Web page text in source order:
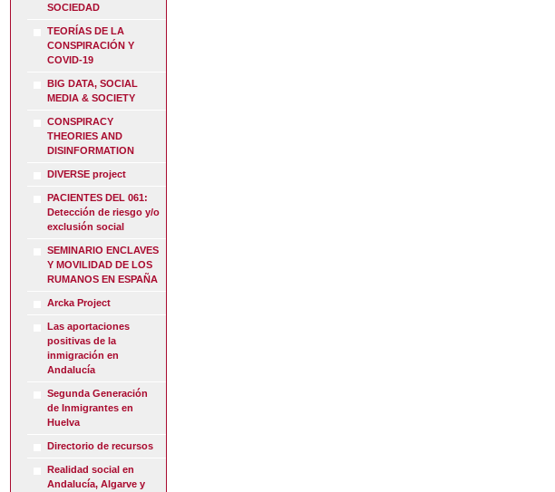
SOCIEDAD
TEORÍAS DE LA
CONSPIRACIÓN Y
COVID-19
BIG DATA, SOCIAL
MEDIA & SOCIETY
CONSPIRACY
THEORIES AND
DISINFORMATION
DIVERSE project
PACIENTES DEL 061:
Detección de riesgo y/o
exclusión social
SEMINARIO ENCLAVES
Y MOVILIDAD DE LOS
RUMANOS EN ESPAÑA
Arcka Project
Las aportaciones
positivas de la
inmigración en
Andalucía
Segunda Generación
de Inmigrantes en
Huelva
Directorio de recursos
Realidad social en
Andalucía, Algarve y